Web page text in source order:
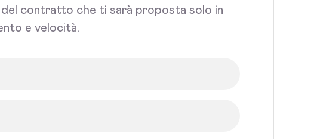
contratto che ti sarà proposta solo in
e velocità.